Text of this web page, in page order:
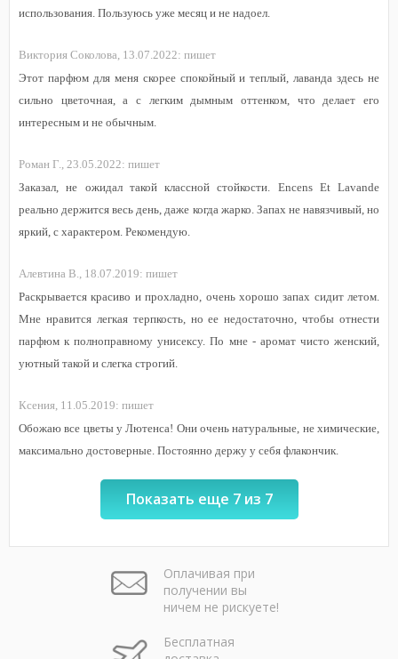
использования. Пользуюсь уже месяц и не надоел.
Виктория Соколова, 13.07.2022: пишет
Этот парфюм для меня скорее спокойный и теплый, лаванда здесь не
сильно цветочная, а с легким дымным оттенком, что делает его
интересным и не обычным.
Роман Г., 23.05.2022: пишет
Заказал, не ожидал такой классной стойкости. Encens Et Lavande
реально держится весь день, даже когда жарко. Запах не навязчивый, но
яркий, с характером. Рекомендую.
Алевтина В., 18.07.2019: пишет
Раскрывается красиво и прохладно, очень хорошо запах сидит летом.
Мне нравится легкая терпкость, но ее недостаточно, чтобы отнести
парфюм к полноправному унисексу. По мне - аромат чисто женский,
уютный такой и слегка строгий.
Ксения, 11.05.2019: пишет
Обожаю все цветы у Лютенса! Они очень натуральные, не химические,
максимально достоверные. Постоянно держу у себя флакончик.
Показать еще 7 из 7
Оплачивая при
получении вы
ничем не рискуете!
Бесплатная